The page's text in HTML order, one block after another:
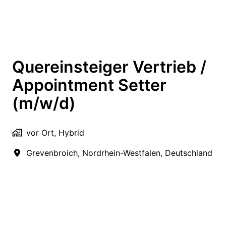
Quereinsteiger Vertrieb /
Appointment Setter
(m/w/d)
vor Ort, Hybrid
Grevenbroich, Nordrhein-Westfalen, Deutschland